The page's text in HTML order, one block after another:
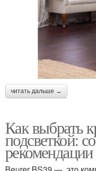
читать дальше →
Как выбрать
подсветкой:
рекомендации